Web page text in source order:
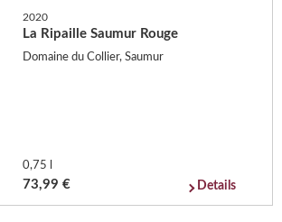
2020
La Ripaille Saumur Rouge
Domaine du Collier, Saumur
0,75 l
73,99 € Details